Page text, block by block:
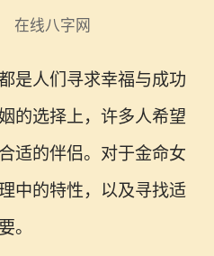
在线八字网
是人们寻求幸福与成功
的选择上，许多人希望
适的伴侣。对于金命女
中的特性，以及寻找适
。